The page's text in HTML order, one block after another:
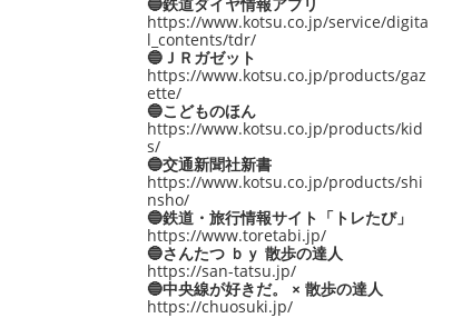
https://www.kotsu.co.jp/service/digita
l_contents/tdr/
🔵ＪＲガゼット
https://www.kotsu.co.jp/products/gaz
ette/
🔵こどものほん
https://www.kotsu.co.jp/products/kid
s/
🔵交通新聞社新書
https://www.kotsu.co.jp/products/shi
nsho/
🔵鉄道・旅行情報サイト「トレたび」
https://www.toretabi.jp/
🔵さんたつ ｂｙ 散歩の達人
https://san-tatsu.jp/
🔵中央線が好きだ。 × 散歩の達人
https://chuosuki.jp/